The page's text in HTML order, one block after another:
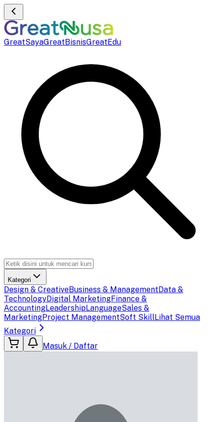
GreatSayaGreatBisnisGreatEdu
Kategori
Design & CreativeBusiness & ManagementData &
TechnologyDigital MarketingFinance &
AccountingLeadershipLanguageSales &
MarketingProject ManagementSoft SkillLihat Semua
Kategori
Masuk / Daftar